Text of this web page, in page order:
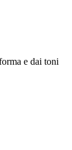
e dai toni